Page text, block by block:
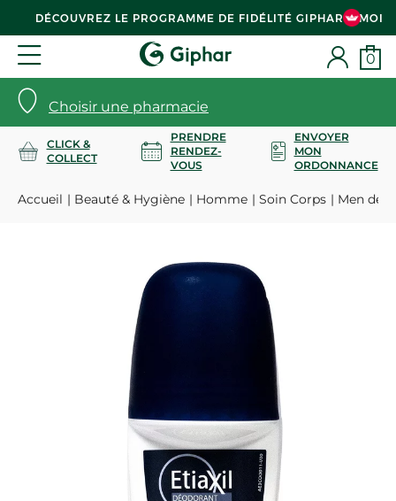
DÉCOUVREZ LE PROGRAMME DE FIDÉLITÉ GIPHAR & MOI
Choisir une pharmacie
0
CLICK &
COLLECT
PRENDRE
RENDEZ-
VOUS
ENVOYER
MON
ORDONNANCE
Accueil Beauté & Hygiène Homme Soin Corps Men